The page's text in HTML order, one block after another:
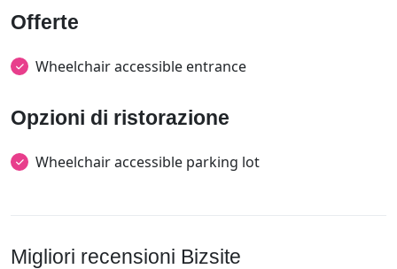
Offerte
Wheelchair accessible entrance
Opzioni di ristorazione
Wheelchair accessible parking lot
Migliori recensioni Bizsite